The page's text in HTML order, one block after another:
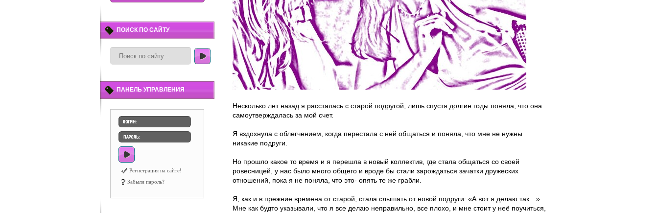
ПОИСК ПО САЙТУ
ПАНЕЛЬ УПРАВЛЕНИЯ
Регистрация на сайте!
Забыли пароль?
Несколько лет назад я рассталась с старой подругой, лишь спустя долгие годы поняла, что она
самоутверждалась за мой счет.
Я вздохнула с облегчением, когда перестала с ней общаться и поняла, что мне не нужны
никакие подруги.
Но прошло какое то время и я перешла в новый коллектив, где стала общаться со своей
ровесницей, у нас было много общего и вроде бы стали зарождаться зачатки дружеских
отношений, пока я не поняла, что это- опять те же грабли.
Я, как и в прежние времена от старой, стала слышать от новой подруги: «А вот я делаю так…».
Мне как будто указывали, что я все делаю неправильно, все плохо, и мне стоит у неё поучиться,